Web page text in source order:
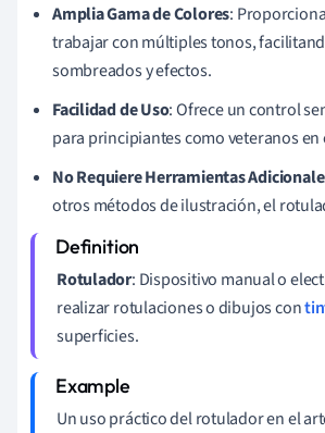
Amplia Gama de Colores:
trabajar con múltiples tonos,
sombreados y efectos.
Facilidad de Uso: Ofrece un control
para principiantes como veteranos en
No Requiere Herramientas
otros métodos de ilustración, el
Rotulador: Dispositivo manual o
realizar rotulaciones o dibujos con
superficies.
Un uso práctico del rotulador en el